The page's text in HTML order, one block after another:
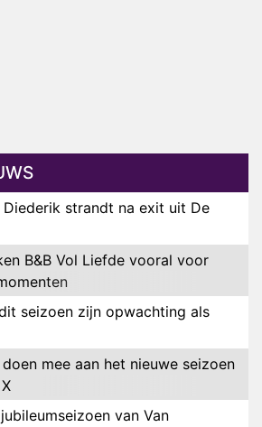
Diederik strandt na exit uit De
B&B Vol Liefde vooral voor
seizoen zijn opwachting als
mee aan het nieuwe seizoen
van Van